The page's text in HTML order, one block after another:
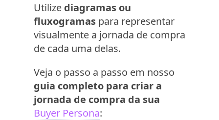
Utilize diagramas ou
fluxogramas para representar
visualmente a jornada de compra
de cada uma delas.
Veja o passo a passo em nosso
guia completo para criar a
jornada de compra da sua
Buyer Persona: